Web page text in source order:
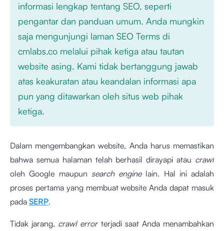
informasi lengkap tentang SEO, seperti
pengantar dan panduan umum. Anda mungkin
saja mengunjungi laman SEO Terms di
cmlabs.co melalui pihak ketiga atau tautan
website asing. Kami tidak bertanggung jawab
atas keakuratan atau keandalan informasi apa
pun yang ditawarkan oleh situs web pihak
ketiga.
Dalam mengembangkan website, Anda harus memastikan
bahwa semua halaman telah berhasil dirayapi atau crawl
oleh Google maupun search enginelain. Hal ini adalah
proses pertama yang membuat website Anda dapat masuk
pada SERP.
Tidak jarang, crawl errorterjadi saat Anda menambahkan